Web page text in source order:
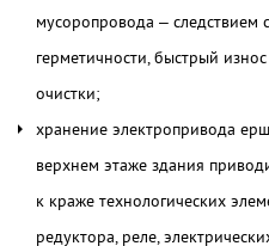
мусоропровода – следствием
герметичности, быстрый
очистки;
хранение электропривода
верхнем этаже здания
к краже технологических
редуктора, реле,